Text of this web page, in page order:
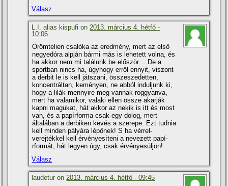
Válasz
L.I. alias kispufi on2013. március 4. hétfő -
10:06
Örömtelien csalóka az eredmény, mert az első
negyedóra alpján bármi más is lehetett volna, és
ha akkor nem mi találunk be először… De a
sportban nincs ha, úgyhogy erről ennyit, viszont
a derbit le is kell játszani, összeszedetten,
koncentráltan, keményen, ne abból induljunk ki,
hogy a lilák mennyire meg vannak roggyanva,
mert ha valamikor, valaki ellen össze akarják
kapni magukat, hát akkor az nekik is itt és most
van, és a papí­rforma csak egy dolog, mert
általában a derbiken kevés a szerepe. Ezt tudnia
kell minden pályára lépőnek! S ha vérrel-
verejtékkel kell érvényesí­teni a nevezett papí­
rformát, hát legyen úgy, csak érvényesüljön!
Válasz
laudetur on2013. március 4. hétfő - 09:45